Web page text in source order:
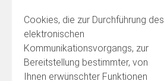
Cookies, die zur Durchführung des
elektronischen
Kommunikationsvorgangs, zur
Bereitstellung bestimmter, von
Ihnen erwünschter Funktionen